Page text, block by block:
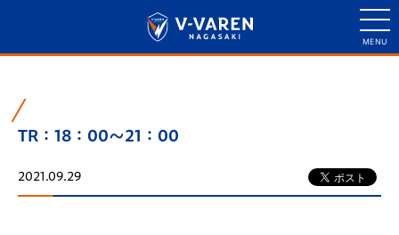
TR：18：00～21：00
2021.09.29